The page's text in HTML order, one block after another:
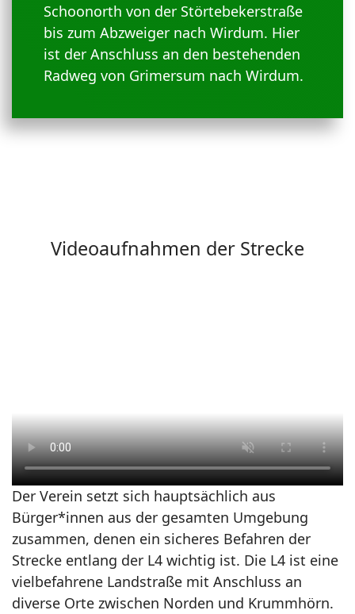
Schoonorth von der Störtebekerstraße
bis zum Abzweiger nach Wirdum. Hier
ist der Anschluss an den bestehenden
Radweg von Grimersum nach Wirdum.
Videoaufnahmen der Strecke
Der Verein setzt sich hauptsächlich aus
Bürger*innen aus der gesamten Umgebung
zusammen, denen ein sicheres Befahren der
Strecke entlang der L4 wichtig ist. Die L4 ist eine
vielbefahrene Landstraße mit Anschluss an
diverse Orte zwischen Norden und Krummhörn.